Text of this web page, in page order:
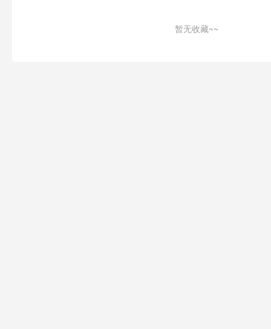
暂无收藏~~